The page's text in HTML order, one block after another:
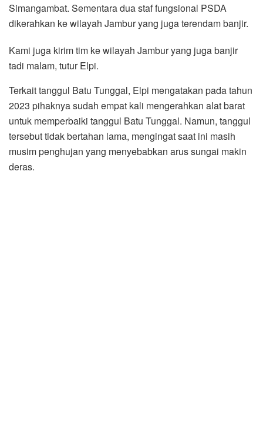
Simangambat. Sementara dua staf fungsional PSDA
dikerahkan ke wilayah Jambur yang juga terendam banjir.
Kami juga kirim tim ke wilayah Jambur yang juga banjir
tadi malam, tutur Elpi.
Terkait tanggul Batu Tunggal, Elpi mengatakan pada tahun
2023 pihaknya sudah empat kali mengerahkan alat barat
untuk memperbaiki tanggul Batu Tunggal. Namun, tanggul
tersebut tidak bertahan lama, mengingat saat ini masih
musim penghujan yang menyebabkan arus sungai makin
deras.